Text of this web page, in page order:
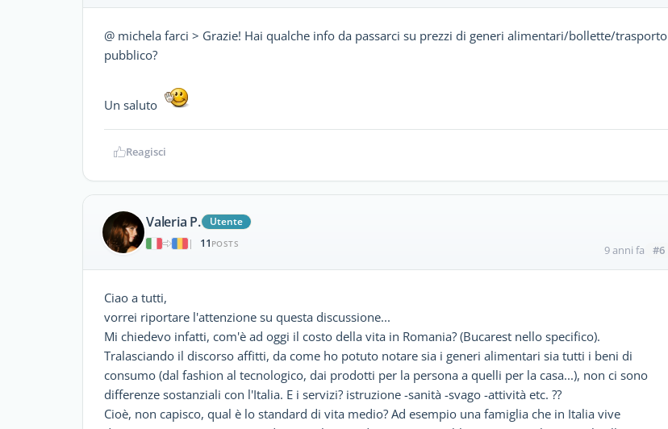
@ michela farci > Grazie! Hai qualche info da passarci su prezzi di generi alimentari/bollette/trasporto
pubblico?
Un saluto
Reagisci
Valeria P.
Utente
|
11 POSTS 9 anni fa #6
Ciao a tutti,
vorrei riportare l'attenzione su questa discussione...
Mi chiedevo infatti, com'è ad oggi il costo della vita in Romania? (Bucarest nello specifico).
Tralasciando il discorso affitti, da come ho potuto notare sia i generi alimentari sia tutti i beni di
consumo (dal fashion al tecnologico, dai prodotti per la persona a quelli per la casa...), non ci sono
differenze sostanziali con l'Italia. E i servizi? istruzione -sanità -svago -attività etc. ??
Cioè, non capisco, qual è lo standard di vita medio? Ad esempio una famiglia che in Italia vive